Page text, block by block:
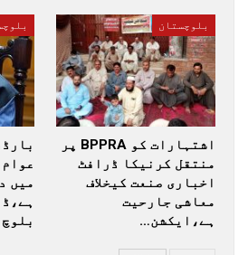
بلوچستان
اشتہارات کو BPPRA پر
منتقل کرنیکا ڈرافٹ
اخباری صنعت کیخلاف
معاشی جارحیت
ہے،ایکشن…
میں
بلوچ